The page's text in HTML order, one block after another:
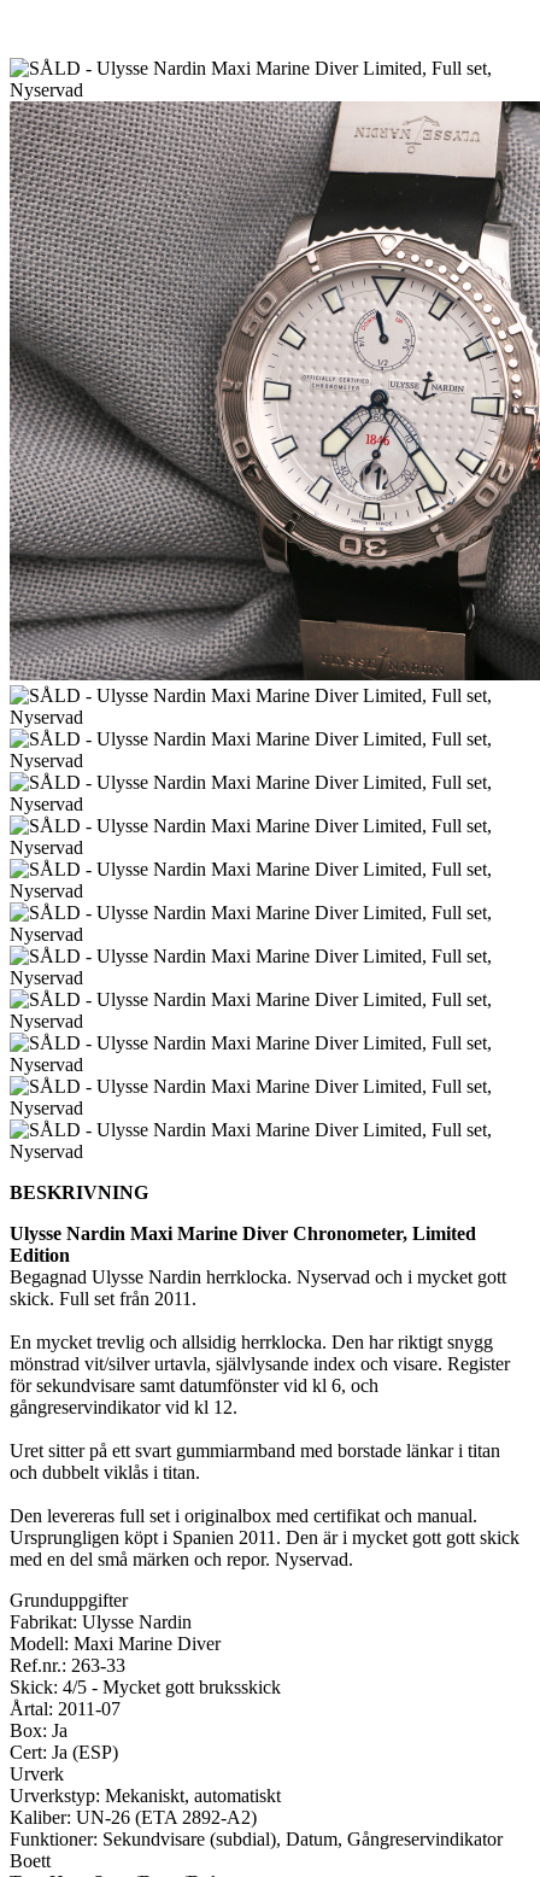
BESKRIVNING
Ulysse Nardin Maxi Marine Diver Chronometer, Limited
Edition
Begagnad Ulysse Nardin herrklocka. Nyservad och i mycket gott
skick. Full set från 2011.
En mycket trevlig och allsidig herrklocka. Den har riktigt snygg
mönstrad vit/silver urtavla, självlysande index och visare. Register
för sekundvisare samt datumfönster vid kl 6, och
gångreservindikator vid kl 12.
Uret sitter på ett svart gummiarmband med borstade länkar i titan
och dubbelt viklås i titan.
Den levereras full set i originalbox med certifikat och manual.
Ursprungligen köpt i Spanien 2011. Den är i mycket gott gott skick
med en del små märken och repor. Nyservad.
Grunduppgifter
Fabrikat: Ulysse Nardin
Modell: Maxi Marine Diver
Ref.nr.: 263-33
Skick: 4/5 - Mycket gott bruksskick
Årtal: 2011-07
Box: Ja
Cert: Ja (ESP)
Urverk
Urverkstyp: Mekaniskt, automatiskt
Kaliber: UN-26 (ETA 2892-A2)
Funktioner: Sekundvisare (subdial), Datum, Gångreservindikator
Boett